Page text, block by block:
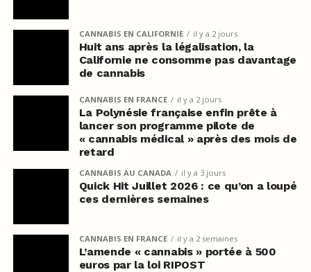
CANNABIS EN CALIFORNIE il y a 2 jours
Huit ans après la légalisation, la
Californie ne consomme pas davantage
de cannabis
CANNABIS EN FRANCE il y a 2 jours
La Polynésie française enfin prête à
lancer son programme pilote de
« cannabis médical » après des mois de
retard
CANNABIS AU CANADA il y a 3 jours
Quick Hit Juillet 2026 : ce qu’on a loupé
ces dernières semaines
CANNABIS EN FRANCE il y a 2 semaines
L’amende « cannabis » portée à 500
euros par la loi RIPOST